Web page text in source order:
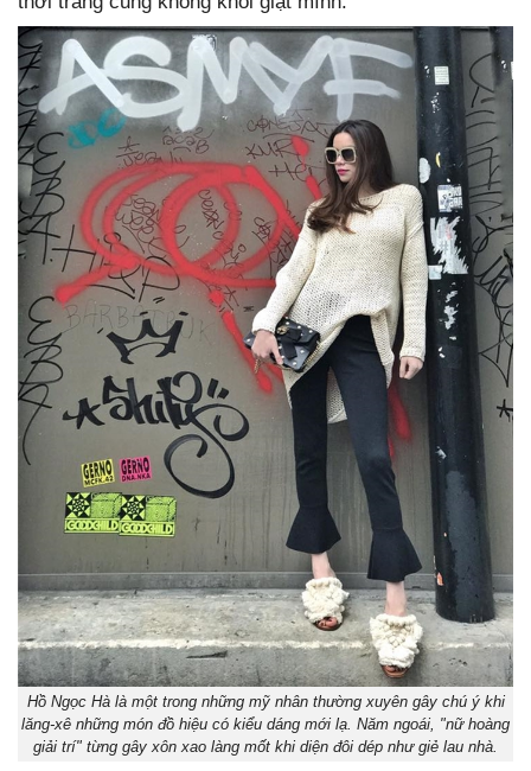
Hồ Ngọc Hà là một trong những mỹ nhân thường xuyên gây chú ý khi
lăng-xê những món đồ hiệu có kiểu dáng mới lạ. Năm ngoái, "nữ hoàng
giải trí" từng gây xôn xao làng mốt khi diện đôi dép như giẻ lau nhà.